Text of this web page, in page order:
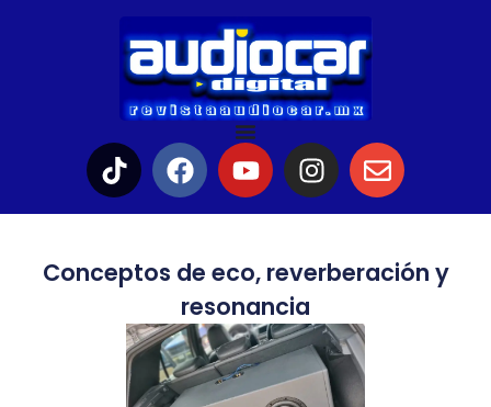
Conceptos de eco, reverberación y
resonancia